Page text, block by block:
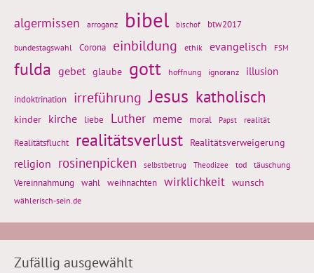
algermissen arroganz bibel bischof btw2017
bundestagswahl Corona einbildung ethik evangelisch FSM
fulda gebet glaube gott hoffnung ignoranz illusion
indoktrination irreführung Jesus katholisch
kinder kirche liebe Luther meme moral Papst realität
Realitätsflucht realitätsverlust Realitätsverweigerung
religion rosinenpicken selbstbetrug Theodizee tod täuschung
Vereinnahmung wahl weihnachten wirklichkeit wunsch
wählerisch-sein.de
Zufällig ausgewählt